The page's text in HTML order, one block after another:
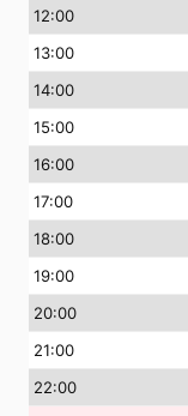
12:00
13:00
14:00
15:00
16:00
17:00
18:00
19:00
20:00
21:00
22:00